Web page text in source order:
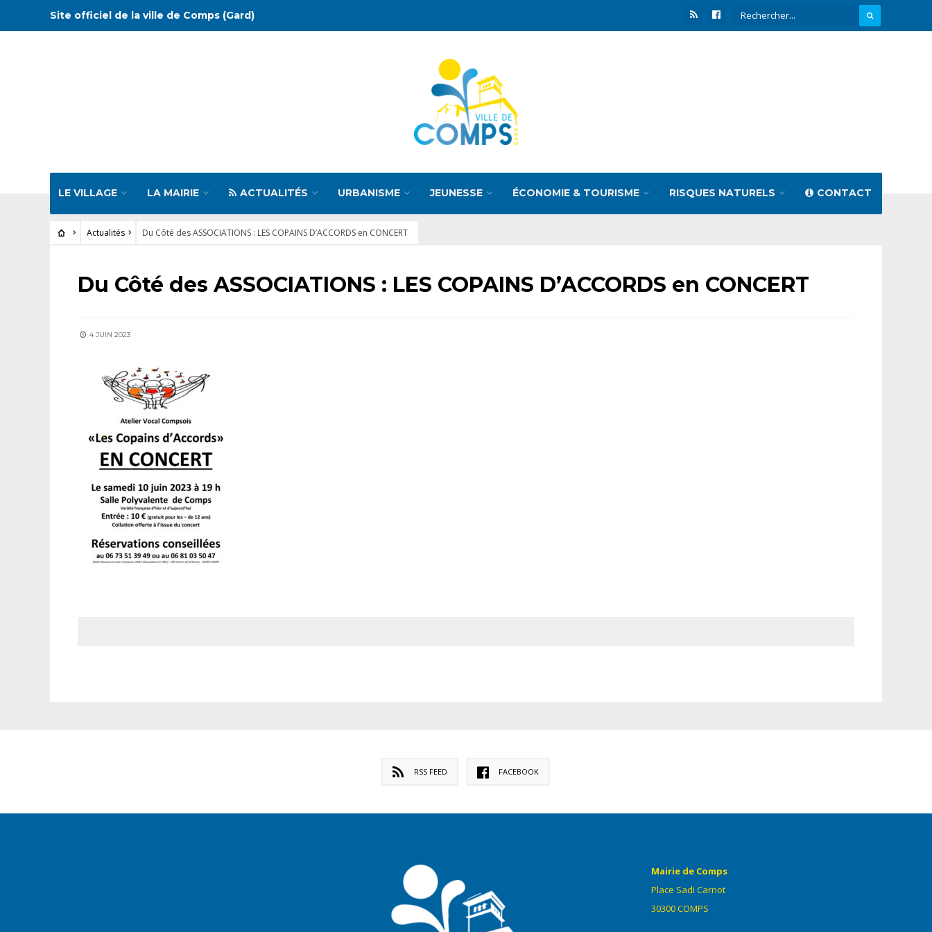
Site officiel de la ville de Comps (Gard)
LE VILLAGE LA MAIRIE ACTUALITÉS URBANISME JEUNESSE ÉCONOMIE & TOURISME RISQUES NATURELS CONTACT
Actualités Du Côté des ASSOCIATIONS : LES COPAINS D’ACCORDS en CONCERT
ACTUALITÉS
Du Côté des ASSOCIATIONS : LES COPAINS D’ACCORDS en CONCERT
4 JUIN 2023
RSS FEED FACEBOOK
Mairie de Comps
Place Sadi Carnot
30300 COMPS